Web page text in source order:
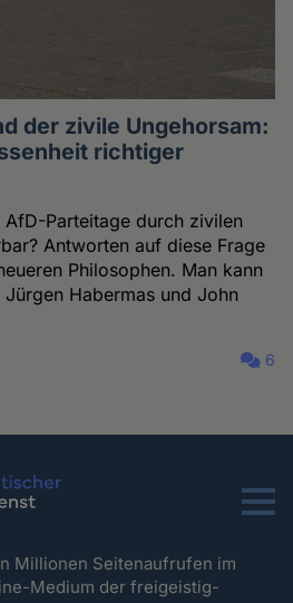
der zivile Ungehorsam:
richtiger
Parteitage durch zivilen
Antworten auf diese Frage
Philosophen. Man kann
Habermas und John
6
Menu
Millionen Seitenaufrufen im
Medium der freigeistig-